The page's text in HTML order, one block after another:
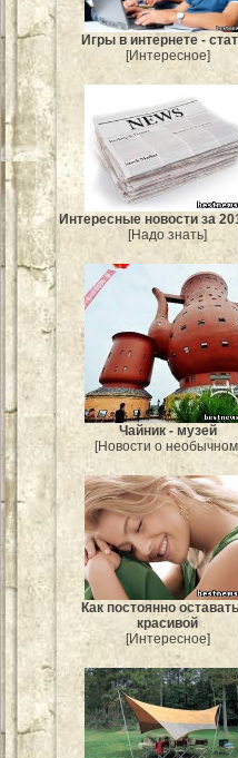
Игры в интернете -
[Интересное]
Интересные новости за
[Надо знать]
Чайник - музей
[Новости о
Как постоянно
красивой
[Интересное]